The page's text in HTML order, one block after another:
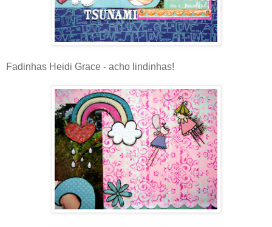
Fadinhas Heidi Grace - acho lindinhas!